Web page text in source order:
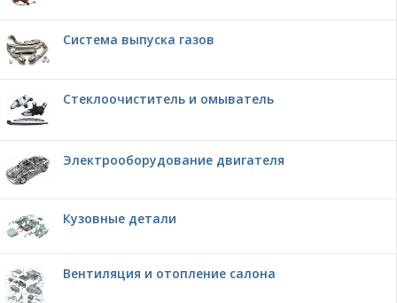
Система выпуска газов
Стеклоочиститель и омыватель
Электрооборудование двигателя
Кузовные детали
Вентиляция и отопление салона